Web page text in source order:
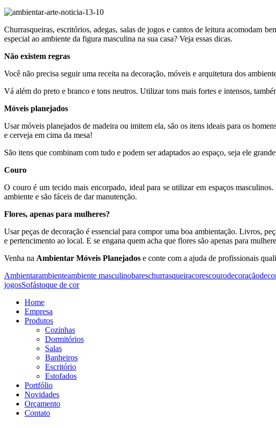
Churrasqueiras, escritórios, adegas, salas de jogos e cantos de leitura acomodam
especial ao ambiente da figura masculina na sua casa? Veja essas dicas.
Não existem regras
Você não precisa seguir uma receita na decoração, móveis e arquitetura dos
Vá além do preto e branco e tons neutros. Utilizar tons mais fortes e intensos,
Móveis planejados
Usar móveis planejados de madeira ou imitem ela, são os itens ideais para os
e cerveja em cima da mesa!
São itens que combinam com tudo e podem ser adaptados ao espaço, seja ele
Couro
O couro é um tecido mais encorpado, ideal para se utilizar em espaços
ambiente e são fáceis de dar manutenção.
Flores, apenas para mulheres?
Usar peças de decoração é essencial para compor uma boa ambientação. Livros,
e pertencimento ao local. E se engana quem acha que flores são apenas para
Venha na Ambientar Móveis Planejados e conte com a ajuda de profissionais
Ambientarambienteambiente masculinobareschurrasqueiracorescourodecoração
jogosSofástoque de cor
Home
Empresa
Produtos
Cozinhas
Dormitórios
Salas
Banheiros
Escritório
Estofados
Portfólio
Novidades
Orçamento
Contato